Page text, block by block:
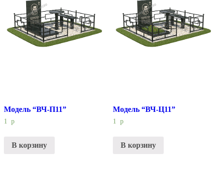
Модель “ВЧ-П11”
1 р
В корзину
Модель “ВЧ-Ц11”
1 р
В корзину